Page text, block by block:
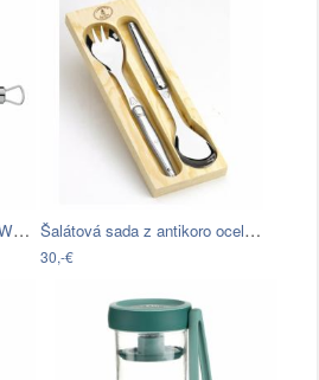
Antikoro výkyvná škrabka WMF Cromargan®… Šalátová sada z antikoro ocele v…
30,-€